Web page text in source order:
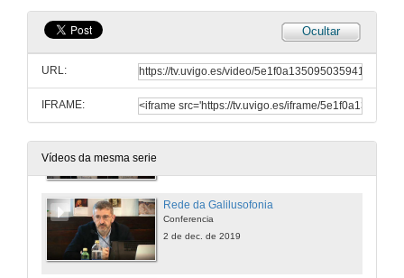
Ocultar
URL:
IFRAME:
Vídeos da mesma serie
Rolda de preguntas. José Saramago e os desafíos da noso tempo
2 de dec. de 2019
Presentación dos compoñentes da mesa: Galicia e o mundo lusófono
Rede da Galilusofonia
Conferencia
2 de dec. de 2019